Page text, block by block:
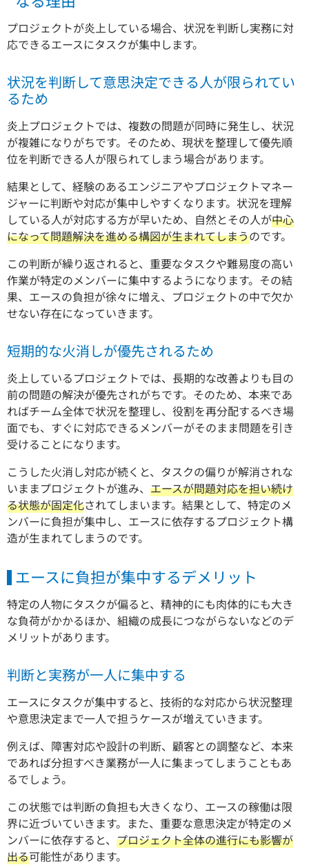
プロジェクトが炎上している場合、状況を判断し実務に対
応できるエースにタスクが集中します。
状況を判断して意思決定できる人が限られてい
るため
炎上プロジェクトでは、複数の問題が同時に発生し、状況
が複雑になりがちです。そのため、現状を整理して優先順
位を判断できる人が限られてしまう場合があります。
結果として、経験のあるエンジニアやプロジェクトマネー
ジャーに判断や対応が集中しやすくなります。状況を理解
している人が対応する方が早いため、自然とその人が中心
になって問題解決を進める構図が生まれてしまうのです。
この判断が繰り返されると、重要なタスクや難易度の高い
作業が特定のメンバーに集中するようになります。その結
果、エースの負担が徐々に増え、プロジェクトの中で欠か
せない存在になっていきます。
短期的な火消しが優先されるため
炎上しているプロジェクトでは、長期的な改善よりも目の
前の問題の解決が優先されがちです。そのため、本来であ
ればチーム全体で状況を整理し、役割を再分配するべき場
面でも、すぐに対応できるメンバーがそのまま問題を引き
受けることになります。
こうした火消し対応が続くと、タスクの偏りが解消されな
いままプロジェクトが進み、 エースが問題対応を担い続け
る状態が固定化されてしまいます。結果として、特定のメ
ンバーに負担が集中し、エースに依存するプロジェクト構
造が生まれてしまうのです。
エースに負担が集中するデメリット
特定の人物にタスクが偏ると、精神的にも肉体的にも大き
な負荷がかかるほか、組織の成長につながらないなどのデ
メリットがあります。
判断と実務が一人に集中する
エースにタスクが集中すると、技術的な対応から状況整理
や意思決定まで一人で担うケースが増えていきます。
例えば、障害対応や設計の判断、顧客との調整など、本来
であれば分担すべき業務が一人に集まってしまうこともあ
るでしょう。
この状態では判断の負担も大きくなり、エースの稼働は限
界に近づいていきます。また、重要な意思決定が特定のメ
ンバーに依存すると、 プロジェクト全体の進行にも影響が
出る可能性があります。